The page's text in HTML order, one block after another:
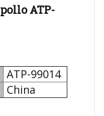
ATP-
ATP-99014
China